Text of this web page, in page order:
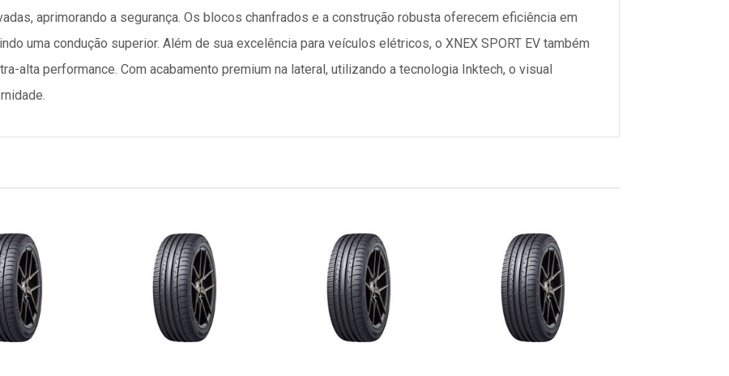
aprimorando a segurança. Os blocos chanfrados e a construção robusta oferecem eficiência em
uma condução superior. Além de sua excelência para veículos elétricos, o XNEX SPORT EV também
alta performance. Com acabamento premium na lateral, utilizando a tecnologia Inktech, o visual